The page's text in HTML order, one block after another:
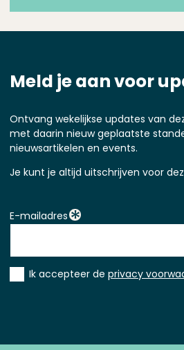
Meld je aan voor
Ontvang wekelijkse updates van
met daarin nieuw geplaatste
nieuwsartikelen en events.
Je kunt je altijd uitschrijven voor
E-mailadres
Instemming
Ik accepteer de privacy